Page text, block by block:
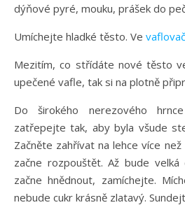
dýňové pyré, mouku, prášek do
Umíchejte hladké těsto. Ve
Mezitím, co střídáte nové těsto
upečené vafle, tak si na plotně
Do širokého nerezového
zatřepejte tak, aby byla všude
Začněte zahřívat na lehce více
začne rozpouštět. Až bude
začne hnědnout, zamíchejte.
nebude cukr krásně zlatavý.